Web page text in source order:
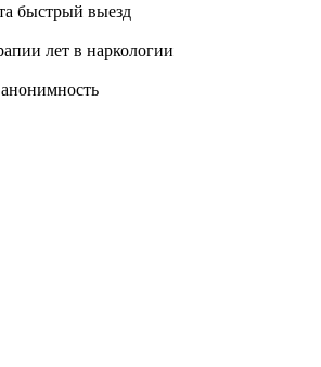
быстрый выезд
лет в наркологии
анонимность